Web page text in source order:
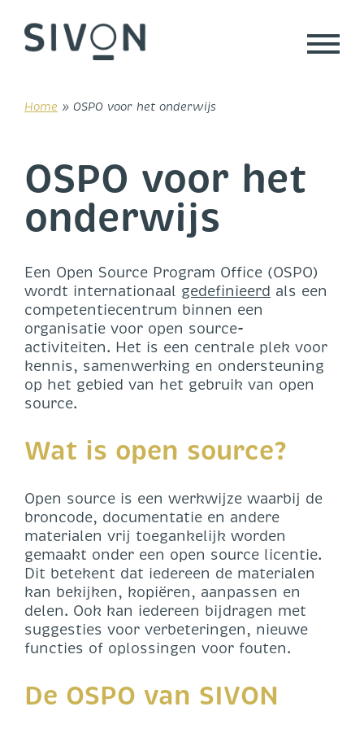
content
Home » OSPO voor het onderwijs
OSPO voor het
onderwijs
Een Open Source Program Office (OSPO)
wordt internationaal gedefinieerd als een
competentiecentrum binnen een
organisatie voor open source-
activiteiten. Het is een centrale plek voor
kennis, samenwerking en ondersteuning
op het gebied van het gebruik van open
source.
Wat is open source?
Open source is een werkwijze waarbij de
broncode, documentatie en andere
materialen vrij toegankelijk worden
gemaakt onder een open source licentie.
Dit betekent dat iedereen de materialen
kan bekijken, kopiëren, aanpassen en
delen. Ook kan iedereen bijdragen met
suggesties voor verbeteringen, nieuwe
functies of oplossingen voor fouten.
De OSPO van SIVON